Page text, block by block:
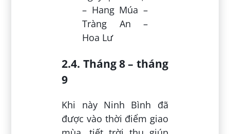
– Hang Múa –
Tràng An –
Hoa Lư
2.4. Tháng 8 – tháng
9
Khi này Ninh Bình đã
được vào thời điểm giao